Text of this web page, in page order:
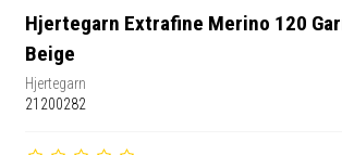
Hjertegarn Extrafine Merino 120
Beige
Hjertegarn
21200282